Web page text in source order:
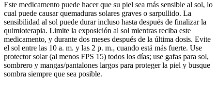
Este medicamento puede hacer que su piel sea más sensible al sol, lo
cual puede causar quemaduras solares graves o sarpullido. La
sensibilidad al sol puede durar incluso hasta después de finalizar la
quimioterapia. Limite la exposición al sol mientras reciba este
medicamento, y durante dos meses después de la última dosis. Evite
el sol entre las 10 a. m. y las 2 p. m., cuando está más fuerte. Use
protector solar (al menos FPS 15) todos los días; use gafas para sol,
sombrero y mangas/pantalones largos para proteger la piel y busque
sombra siempre que sea posible.